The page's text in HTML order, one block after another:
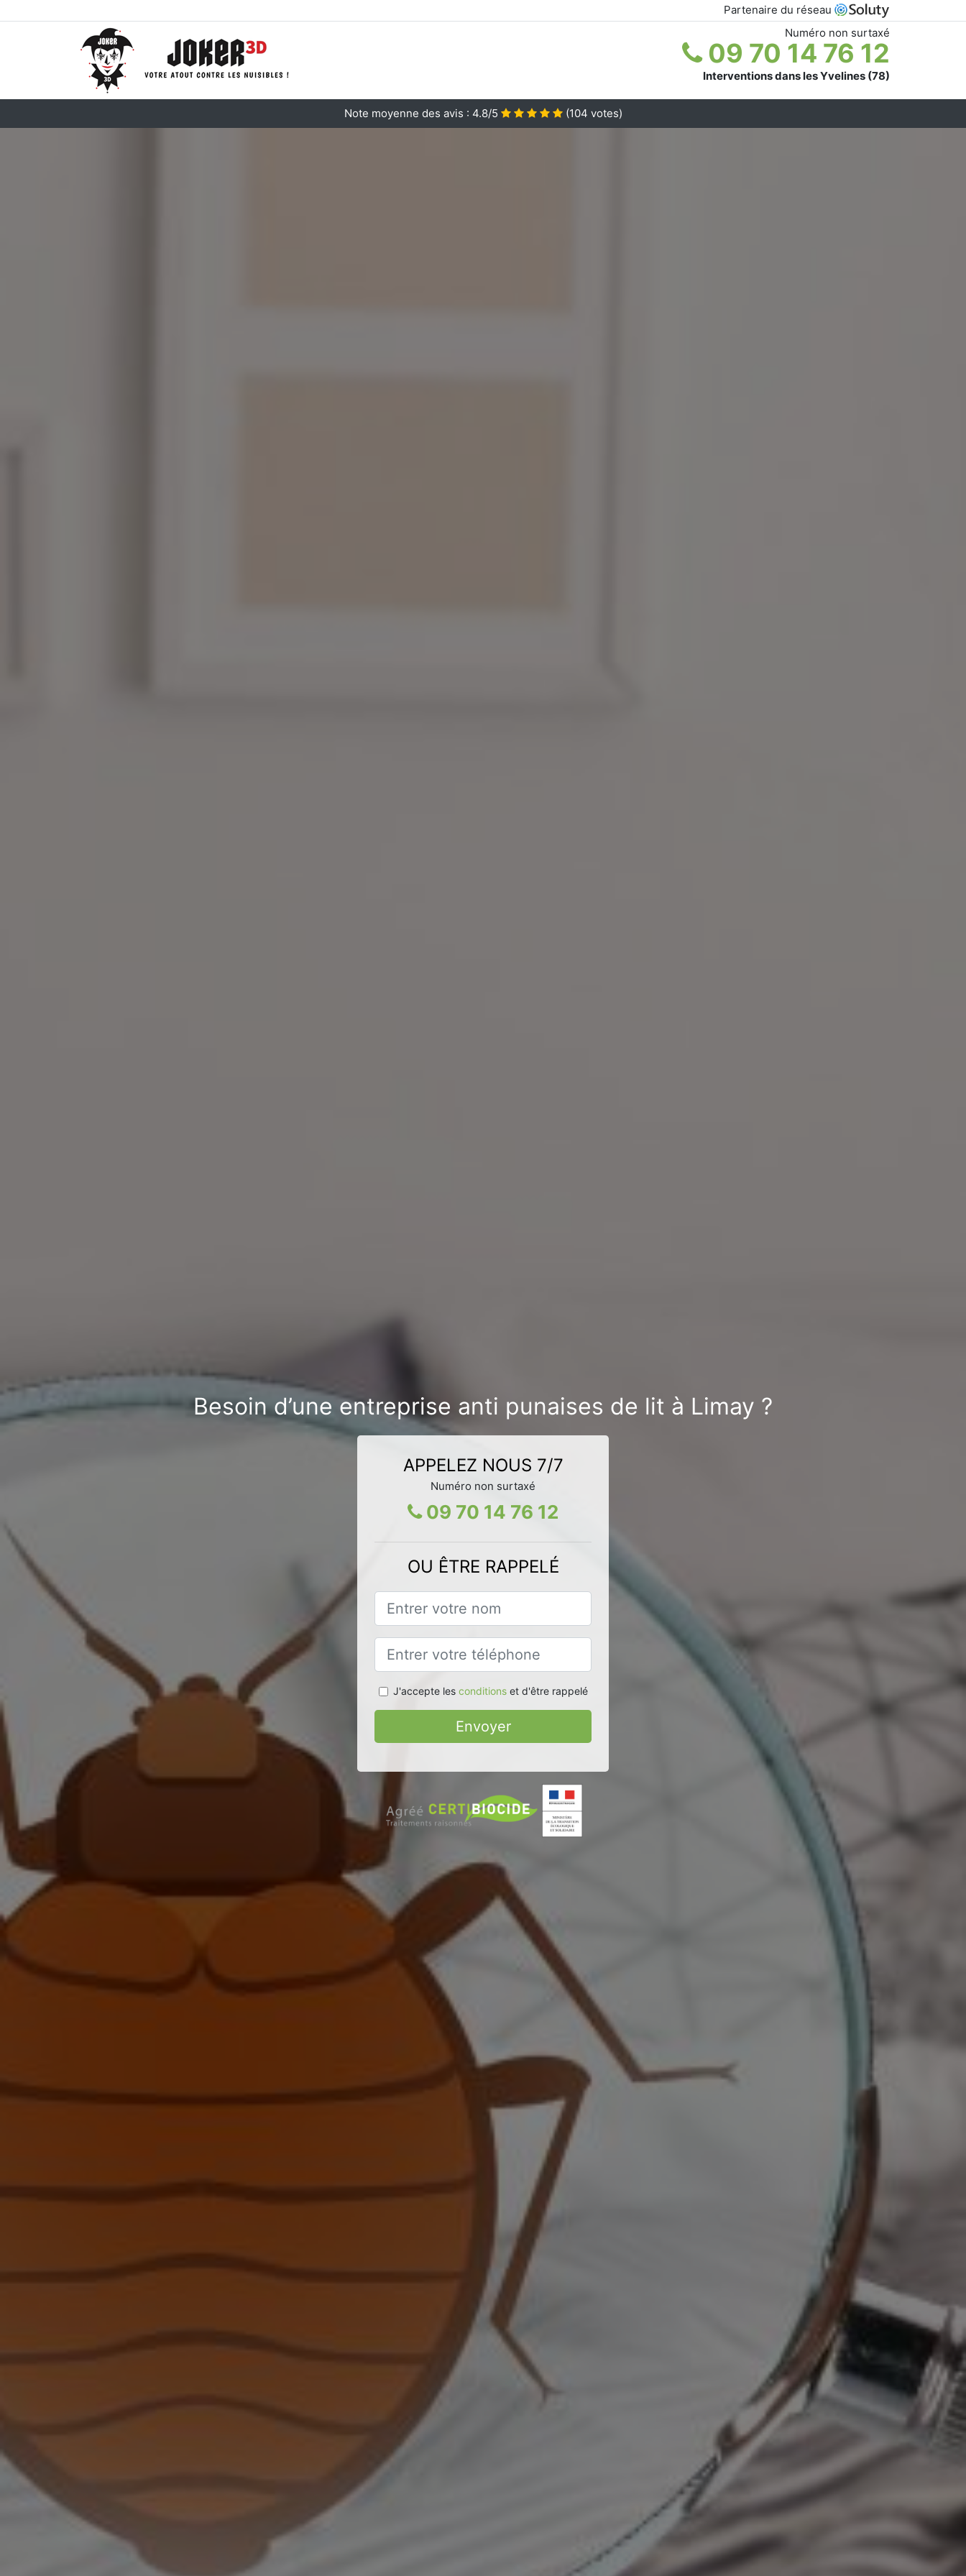
Partenaire du réseau
Numéro non surtaxé
09 70 14 76 12
Interventions dans les Yvelines (78)
Note moyenne des avis : 4.8/5 (104 votes)
Besoin d’une entreprise anti punaises de lit à Limay ?
APPELEZ NOUS 7/7
Numéro non surtaxé
09 70 14 76 12
OU ÊTRE RAPPELÉ
J'accepte les conditionset d'être rappelé
Envoyer